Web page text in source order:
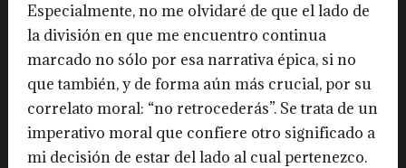
Especialmente, no me olvidaré de que el lado de
la división en que me encuentro continua
marcado no sólo por esa narrativa épica, si no
que también, y de forma aún más crucial, por su
correlato moral: “no retrocederás”. Se trata de un
imperativo moral que confiere otro significado a
mi decisión de estar del lado al cual pertenezco.